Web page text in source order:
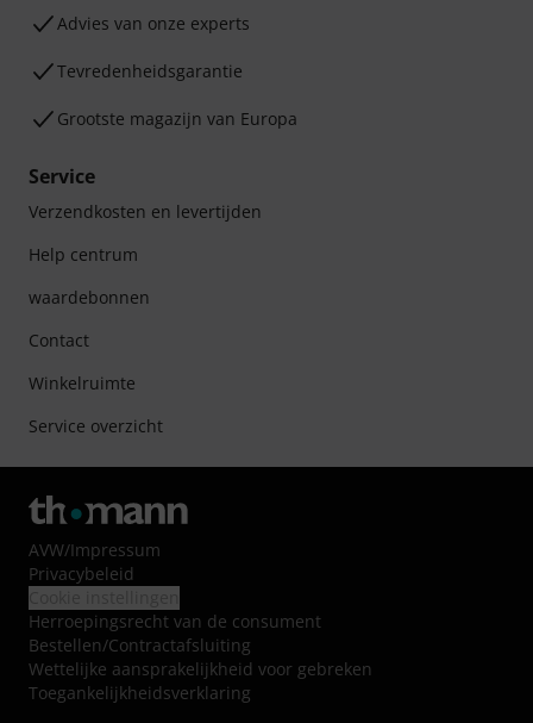
Advies van onze experts
Tevredenheidsgarantie
Grootste magazijn van Europa
Service
Verzendkosten en levertijden
Help centrum
waardebonnen
Contact
Winkelruimte
Service overzicht
AVW/Impressum
Privacybeleid
Herroepingsrecht van de consument
Bestellen/Contractafsluiting
Wettelijke aansprakelijkheid voor gebreken
Toegankelijkheidsverklaring